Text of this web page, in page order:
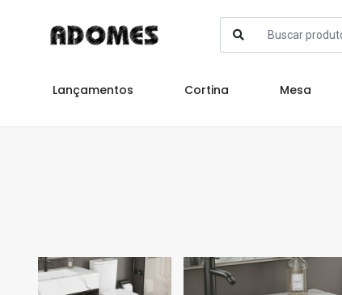
Lançamentos Cortina Mesa